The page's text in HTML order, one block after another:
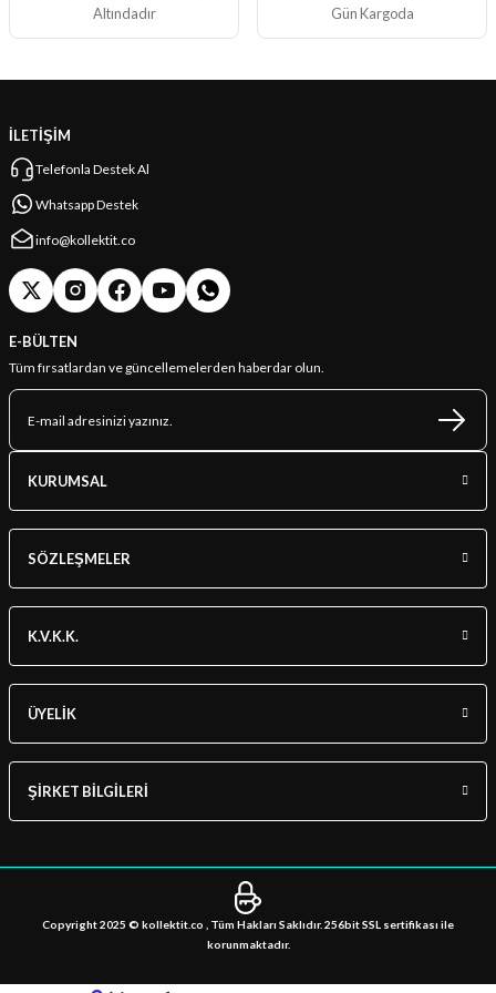
Altındadır
Gün Kargoda
İLETİŞİM
Telefonla Destek Al
Whatsapp Destek
info@kollektit.co
E-BÜLTEN
Tüm fırsatlardan ve güncellemelerden haberdar olun.
KURUMSAL
SÖZLEŞMELER
K.V.K.K.
ÜYELİK
ŞİRKET BİLGİLERİ
Copyright 2025 © kollektit.co , Tüm Hakları Saklıdır. 256bit SSL sertifikası ile
korunmaktadır.